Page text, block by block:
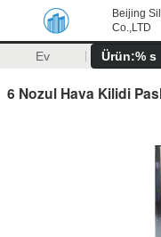
Beijing
Co.,LTD
Ev Ürün:% s
6 Nozul Hava Kilidi